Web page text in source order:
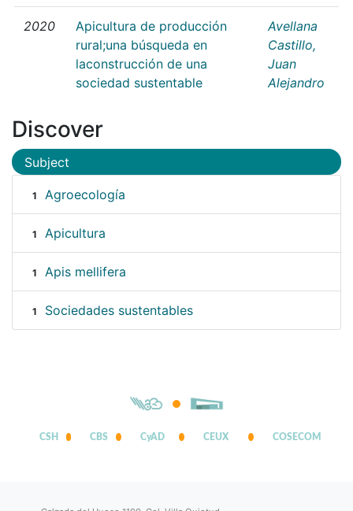
2020
Apicultura de producción
rural;una búsqueda en
laconstrucción de una
sociedad sustentable
Avellana
Castillo,
Juan
Alejandro
Discover
Subject
1 Agroecología
1 Apicultura
1 Apis mellifera
1 Sociedades sustentables
CSH CBS CyAD CEUX COSECOM